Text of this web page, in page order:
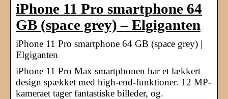
iPhone 11 Pro smartphone 64
GB (space grey) – Elgiganten
iPhone 11 Pro smartphone 64 GB (space grey) |
Elgiganten
iPhone 11 Pro Max smartphonen har et lækkert
design spækket med high-end-funktioner. 12 MP-
kameraet tager fantastiske billeder, og.